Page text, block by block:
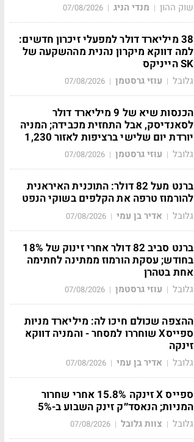
שוק ההון | מנדי הניג |
07/08/2026
38 מיליארד דולר למפעלי זיכרון חדשים:
למה דווקא מיקרון נהנית מההשקעה של
SK הייניקס
גלובל | עוזי גרסטמן |
07/08/2026
הכנסות שיא של 9 מיליארד דולר
לסאנדיסק, אבל התחזית מכבידה; המניה
יורדת יום שלישי ברציפות לאזור 1,230
גלובל | עוזי גרסטמן |
07/08/2026
ברנט מעל 82 דולר: התוכנית האיראנית
להורמוז טרפה את הקלפים בשוקי הנפט
גלובל | אדיר בן עמי |
07/08/2026
ברנט סביב 82 דולר אחרי זינוק של 18%
בחודש; עסקת הורמוז ממתינה לחתימה
אחת בטהרן
גלובל | עוזי גרסטמן |
07/08/2026
ההצפה שכולם חיכו לה: מיליארד מניות
ספייסX שוחררו למסחר - והמניה דווקא
זינקה
גלובל | אדיר בן עמי |
07/08/2026
ספייס X זינקה 15.8% אחרי שחרור
המניות; הנאסד״ק זינק השבוע ב-5%
גלובל | צוות גלובל |
07/08/2026